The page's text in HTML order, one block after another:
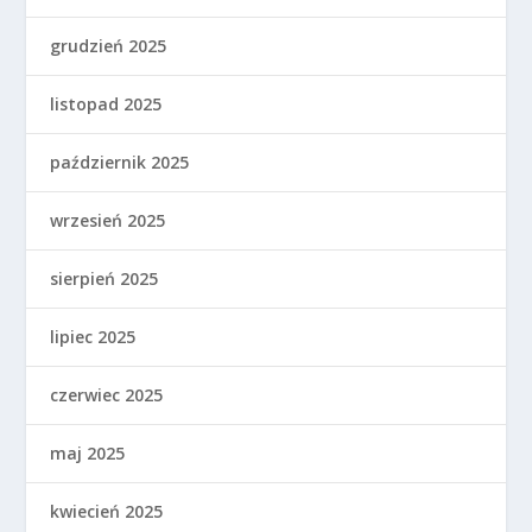
grudzień 2025
listopad 2025
październik 2025
wrzesień 2025
sierpień 2025
lipiec 2025
czerwiec 2025
maj 2025
kwiecień 2025